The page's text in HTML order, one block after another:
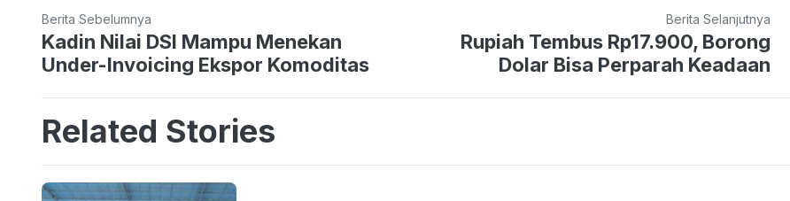
Berita Sebelumnya
Kadin Nilai DSI Mampu Menekan
Under-Invoicing Ekspor Komoditas
Berita Selanjutnya
Rupiah Tembus Rp17.900, Borong
Dolar Bisa Perparah Keadaan
Related Stories